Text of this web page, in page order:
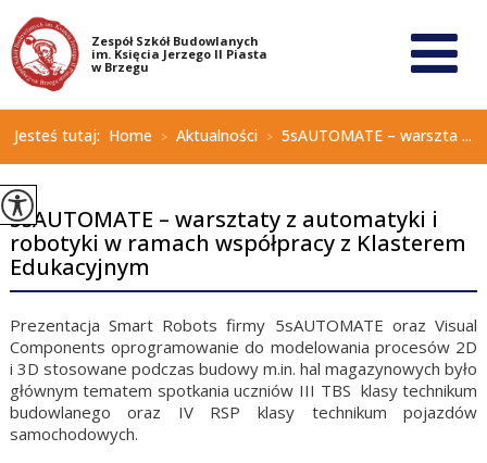
Jesteś tutaj: Home > Aktualności > 5sAUTOMATE – warszta ...
5sAUTOMATE – warsztaty z automatyki i
robotyki w ramach współpracy z Klasterem
Edukacyjnym
Prezentacja Smart Robots firmy 5sAUTOMATE oraz Visual
Components oprogramowanie do modelowania procesów 2D
i 3D stosowane podczas budowy m.in. hal magazynowych było
głównym tematem spotkania uczniów III TBS klasy technikum
budowlanego oraz IV RSP klasy technikum pojazdów
samochodowych.